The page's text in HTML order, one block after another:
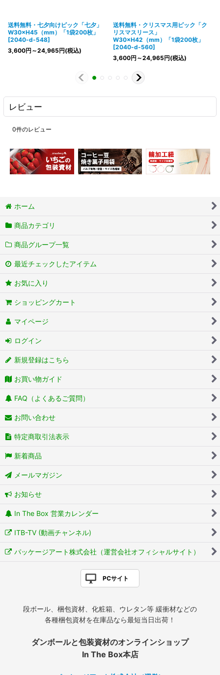
送料無料・七夕向けピック「七夕」
W30×H45（mm）「1袋200枚」
[2040-d-548]
3,600円 ～24,965円(税込)
送料無料・クリスマス用ピック「ク
リスマスリース」
W30×H42（mm）「1袋200枚」
[2040-d-560]
3,600円 ～24,965円(税込)
レビュー
0件のレビュー
ホーム
商品カテゴリ
商品グループ一覧
最近チェックしたアイテム
お気に入り
ショッピングカート
マイページ
ログイン
新規登録はこちら
お買い物ガイド
FAQ（よくあるご質問）
お問い合わせ
特定商取引法表示
新着商品
メールマガジン
お知らせ
In The Box 営業カレンダー
ITB-TV (動画チャンネル)
パッケージアート株式会社（運営会社オフィシャルサイト）
PCサイト
段ボール、梱包資材、化粧箱、ウレタン等 緩衝材などの
各種梱包資材を在庫品なら最短当日出荷！
ダンボールと包装資材のオンラインショップ
In The Box本店